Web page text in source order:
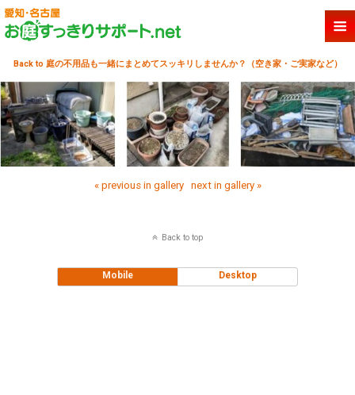
Back to 庭の不用品も一緒にまとめてスッキリしませんか？（空き家・ご実家など）
« previous in gallery next in gallery »
Back to top
Mobile Desktop